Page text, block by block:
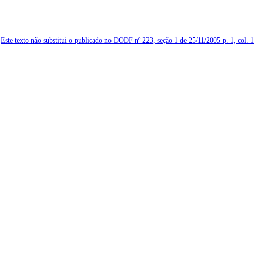
Este texto não substitui o publicado no DODF nº 223, seção 1 de 25/11/2005 p. 1, col. 1